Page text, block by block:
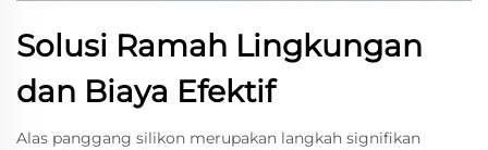
Solusi Ramah Lingkungan
dan Biaya Efektif
Alas panggang silikon merupakan langkah signifikan